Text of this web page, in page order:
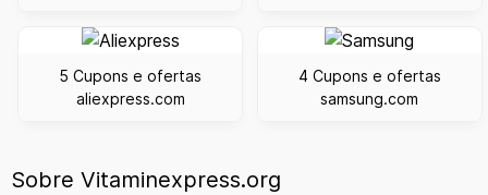
5 Cupons e ofertas
aliexpress.com
4 Cupons e ofertas
samsung.com
Sobre Vitaminexpress.org